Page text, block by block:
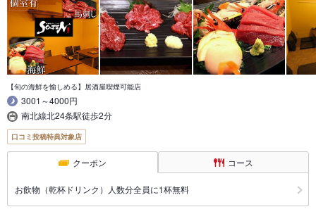
【旬の海鮮を愉しめる】居酒屋喫煙可能店
3001～4000円
南北線北24条駅徒歩2分
口コミ投稿特典対象店
クーポン コース
お飲物（乾杯ドリンク）人数分全員に1杯無料